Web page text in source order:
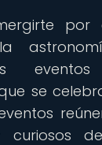
se
curiosos